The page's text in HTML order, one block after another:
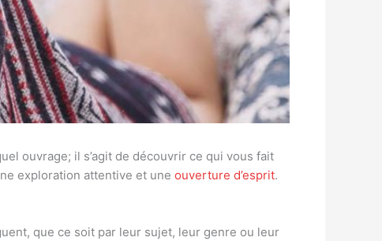
ouvrage; il s’agit de découvrir ce qui vous fait
exploration attentive et une ouverture d’esprit.
que ce soit par leur sujet, leur genre ou leur